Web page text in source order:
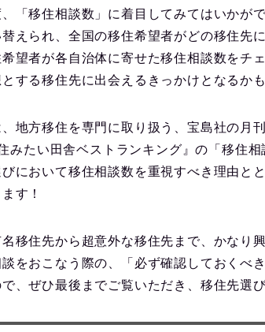
「移住相談数」 に着目してみてはいかが
替えられ、全国の移住希望者がどの移住先
望者が各自治体に寄せた移住相談数をチ
する移住先に出会えるきっかけとなるかも
地方移住を専門に取り扱う、宝島社の月
みたい田舎ベストランキング』の 「移住
において移住相談数を重視すべき理由と
ます！
移住先から超意外な移住先まで、かなり
をおこなう際の、
「必ず確認しておくべ
、ぜひ最後までご覧いただき、移住先選